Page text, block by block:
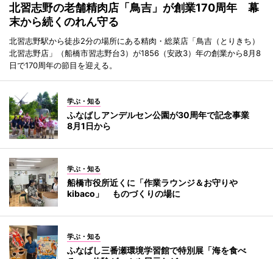
北習志野の老舗精肉店「鳥吉」が創業170周年 幕
末から続くのれん守る
北習志野駅から徒歩2分の場所にある精肉・総菜店「鳥吉（とりきち）
北習志野店」（船橋市習志野台3）が1856（安政3）年の創業から8月8
日で170周年の節目を迎える。
学ぶ・知る
ふなばしアンデルセン公園が30周年で記念事業
8月1日から
学ぶ・知る
船橋市役所近くに「作業ラウンジ＆お守りや
kibaco」 ものづくりの場に
学ぶ・知る
ふなばし三番瀬環境学習館で特別展「海を食べ